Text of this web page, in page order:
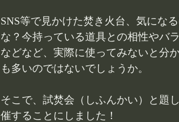
SNS等で見かけた焚き火台、気にな
な？今持っている道具との相性やバ
などなど、実際に使ってみないと分
も多いのではないでしょうか。
そこで、試焚会（しふんかい）と題
催することにしました！